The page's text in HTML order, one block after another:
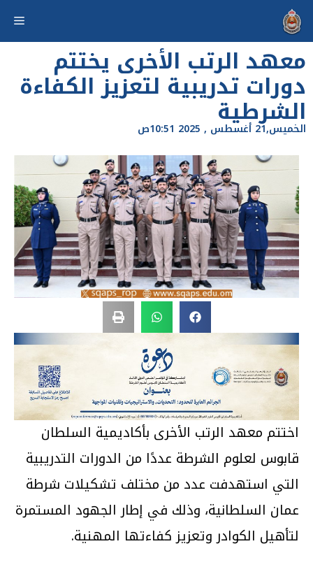
معهد الرتب الأخرى يختتم
دورات تدريبية لتعزيز الكفاءة
الشرطية
الخميس,21 أغسطس , 2025 10:51ص
اختتم معهد الرتب الأخرى بأكاديمية السلطان
قابوس لعلوم الشرطة عددًا من الدورات التدريبية
التي استهدفت عدد من مختلف تشكيلات شرطة
عمان السلطانية، وذلك في إطار الجهود المستمرة
لتأهيل الكوادر وتعزيز كفاءتها المهنية.